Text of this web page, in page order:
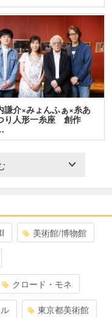
謙介×みょんふぁ×糸あ
り人形一糸座 創作
美術館/博物館
クロード・モネ
東京都美術館